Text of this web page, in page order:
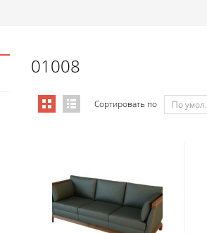
01008
Сортировать по По умол.